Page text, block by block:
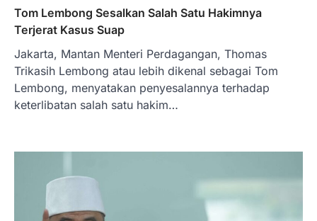
Tom Lembong Sesalkan Salah Satu Hakimnya
Terjerat Kasus Suap
Jakarta, Mantan Menteri Perdagangan, Thomas
Trikasih Lembong atau lebih dikenal sebagai Tom
Lembong, menyatakan penyesalannya terhadap
keterlibatan salah satu hakim…